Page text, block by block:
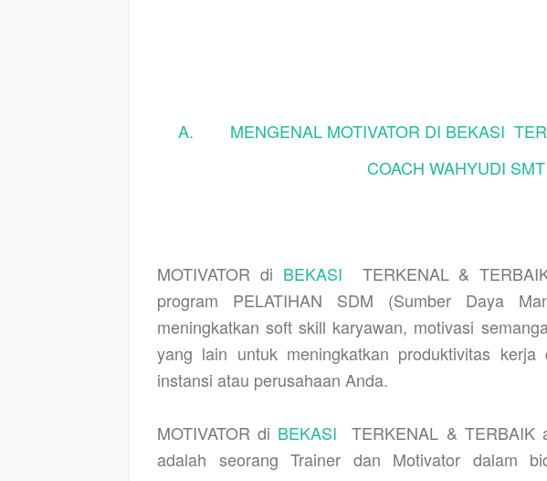
A. MENGENAL MOTIVATOR DI BEKASI
COACH WAHYUDI SMT
MOTIVATOR di BEKASI
TERKENAL &
program PELATIHAN SDM (Sumber Daya
meningkatkan soft skill karyawan, motivasi
yang lain untuk meningkatkan produktivitas
instansi atau perusahaan Anda.
MOTIVATOR di BEKASI
TERKENAL & TERBAIK
adalah seorang Trainer dan Motivator dalam